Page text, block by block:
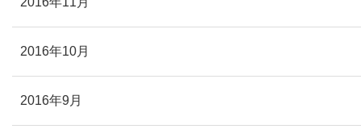
2016年10月
2016年9月